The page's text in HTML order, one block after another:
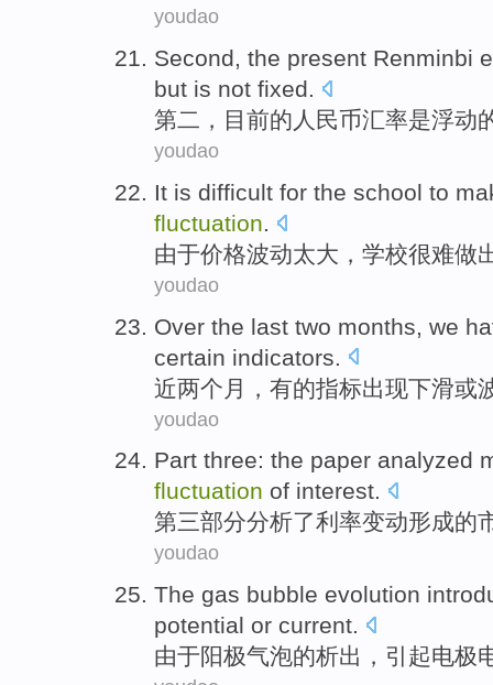
youdao
Second, the present Renminbi
but is not fixed.
第二 ， 目前的 人民币汇率是浮动
youdao
It is difficult for the school to
fluctuation.
由于价格波动太大 ， 学校很难做
youdao
Over the last two months , we
certain indicators
近两个月 ， 有的指标出现下滑或
youdao
Part three: the paper analyzed
fluctuation of interest.
第三部分分析了利率变动形成的
youdao
The gas bubble evolution
potential or current.
由于阳极气泡的析出 ，引起电极